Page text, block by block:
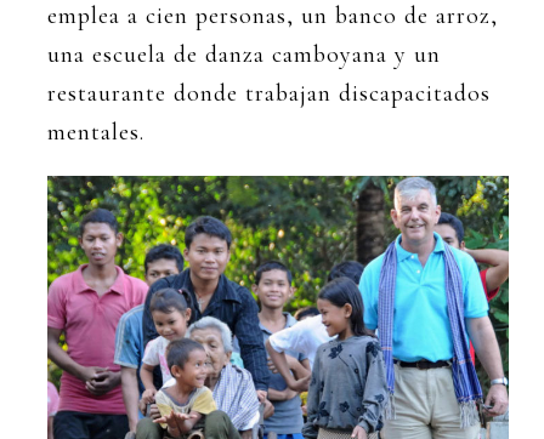
emplea a cien personas, un banco de arroz,
una escuela de danza camboyana y un
restaurante donde trabajan discapacitados
mentales.